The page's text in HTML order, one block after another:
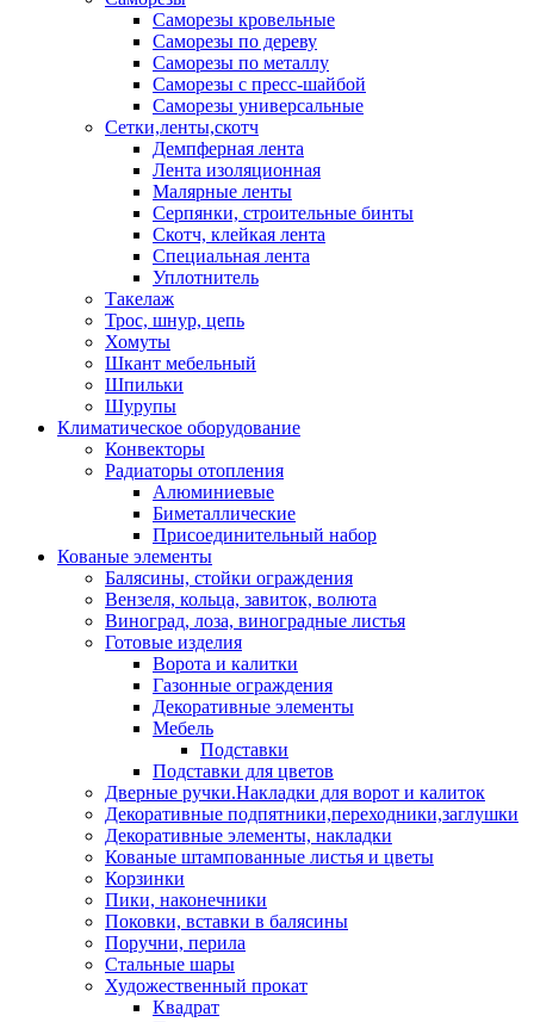
Саморезы кровельные
Саморезы по дереву
Саморезы по металлу
Саморезы с пресс-шайбой
Саморезы универсальные
Сетки,ленты,скотч
Демпферная лента
Лента изоляционная
Малярные ленты
Серпянки, строительные бинты
Скотч, клейкая лента
Специальная лента
Уплотнитель
Такелаж
Трос, шнур, цепь
Хомуты
Шкант мебельный
Шпильки
Шурупы
Климатическое оборудование
Конвекторы
Радиаторы отопления
Алюминиевые
Биметаллические
Присоединительный набор
Кованые элементы
Балясины, стойки ограждения
Вензеля, кольца, завиток, волюта
Виноград, лоза, виноградные листья
Готовые изделия
Ворота и калитки
Газонные ограждения
Декоративные элементы
Мебель
Подставки
Подставки для цветов
Дверные ручки.Накладки для ворот и калиток
Декоративные подпятники,переходники,заглушки
Декоративные элементы, накладки
Кованые штампованные листья и цветы
Корзинки
Пики, наконечники
Поковки, вставки в балясины
Поручни, перила
Стальные шары
Художественный прокат
Квадрат